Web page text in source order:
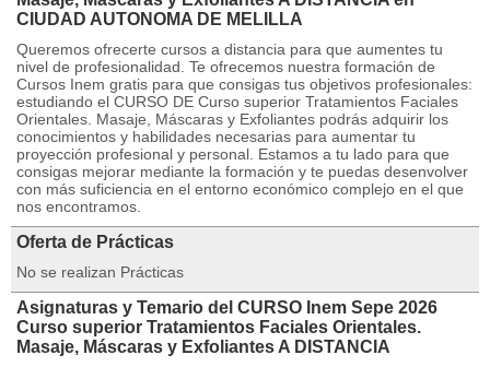
CIUDAD AUTONOMA DE MELILLA
Queremos ofrecerte cursos a distancia para que aumentes tu
nivel de profesionalidad. Te ofrecemos nuestra formación de
Cursos Inem gratis para que consigas tus objetivos profesionales:
estudiando el CURSO DE Curso superior Tratamientos Faciales
Orientales. Masaje, Máscaras y Exfoliantes podrás adquirir los
conocimientos y habilidades necesarias para aumentar tu
proyección profesional y personal. Estamos a tu lado para que
consigas mejorar mediante la formación y te puedas desenvolver
con más suficiencia en el entorno económico complejo en el que
nos encontramos.
Oferta de Prácticas
No se realizan Prácticas
Asignaturas y Temario del CURSO Inem Sepe 2026
Curso superior Tratamientos Faciales Orientales.
Masaje, Máscaras y Exfoliantes A DISTANCIA